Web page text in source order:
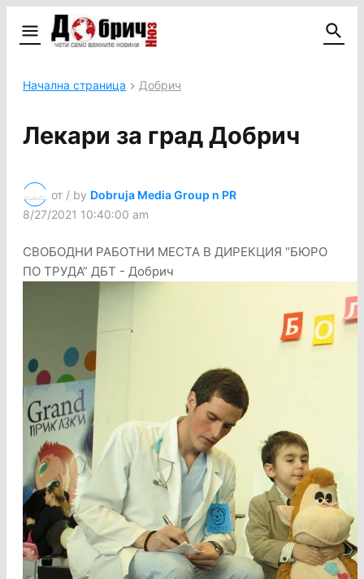
Начална страница Добрич
Лекари за град Добрич
от / by Dobruja Media Group n PR
8/27/2021 10:40:00 am
СВОБОДНИ РАБОТНИ МЕСТА В ДИРЕКЦИЯ “БЮРО
ПО ТРУДА” ДБТ - Добрич